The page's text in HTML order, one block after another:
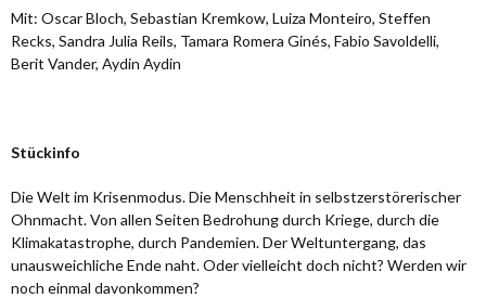
Mit: Oscar Bloch, Sebastian Kremkow, Luiza Monteiro, Steffen
Recks, Sandra Julia Reils, Tamara Romera Ginés, Fabio Savoldelli,
Berit Vander, Aydin Aydin
Stückinfo
Die Welt im Krisenmodus. Die Menschheit in selbstzerstörerischer
Ohnmacht. Von allen Seiten Bedrohung durch Kriege, durch die
Klimakatastrophe, durch Pandemien. Der Weltuntergang, das
unausweichliche Ende naht. Oder vielleicht doch nicht? Werden wir
noch einmal davonkommen?